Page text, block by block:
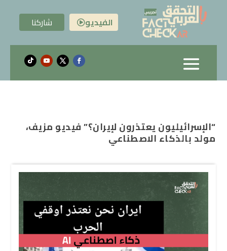
الفيديو شاركنا
“الإسرائيليون يعتذرون لإيران؟” فيديو مزيف،
مولد بالذكاء الاصطناعي